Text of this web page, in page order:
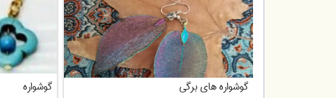
گوشواره گوشواره های برگی